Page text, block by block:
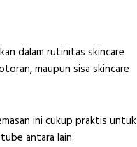
dalam rutinitas skincare
maupun sisa skincare
ini cukup praktis untuk
antara lain: